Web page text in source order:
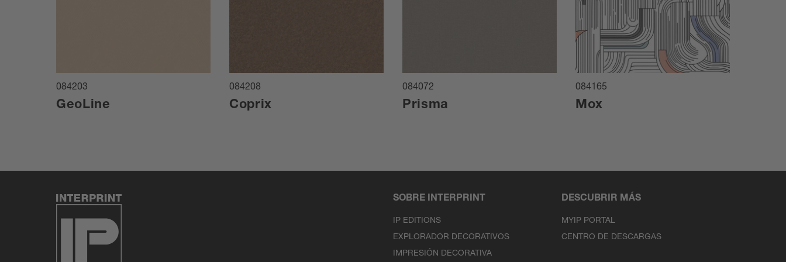
084203
GeoLine
084208
Coprix
084072
Prisma
084165
Mox
SOBRE INTERPRINT
IP EDITIONS
EXPLORADOR DECORATIVOS
IMPRESIÓN DECORATIVA
DESCUBRIR MÁS
MYIP PORTAL
CENTRO DE DESCARGAS